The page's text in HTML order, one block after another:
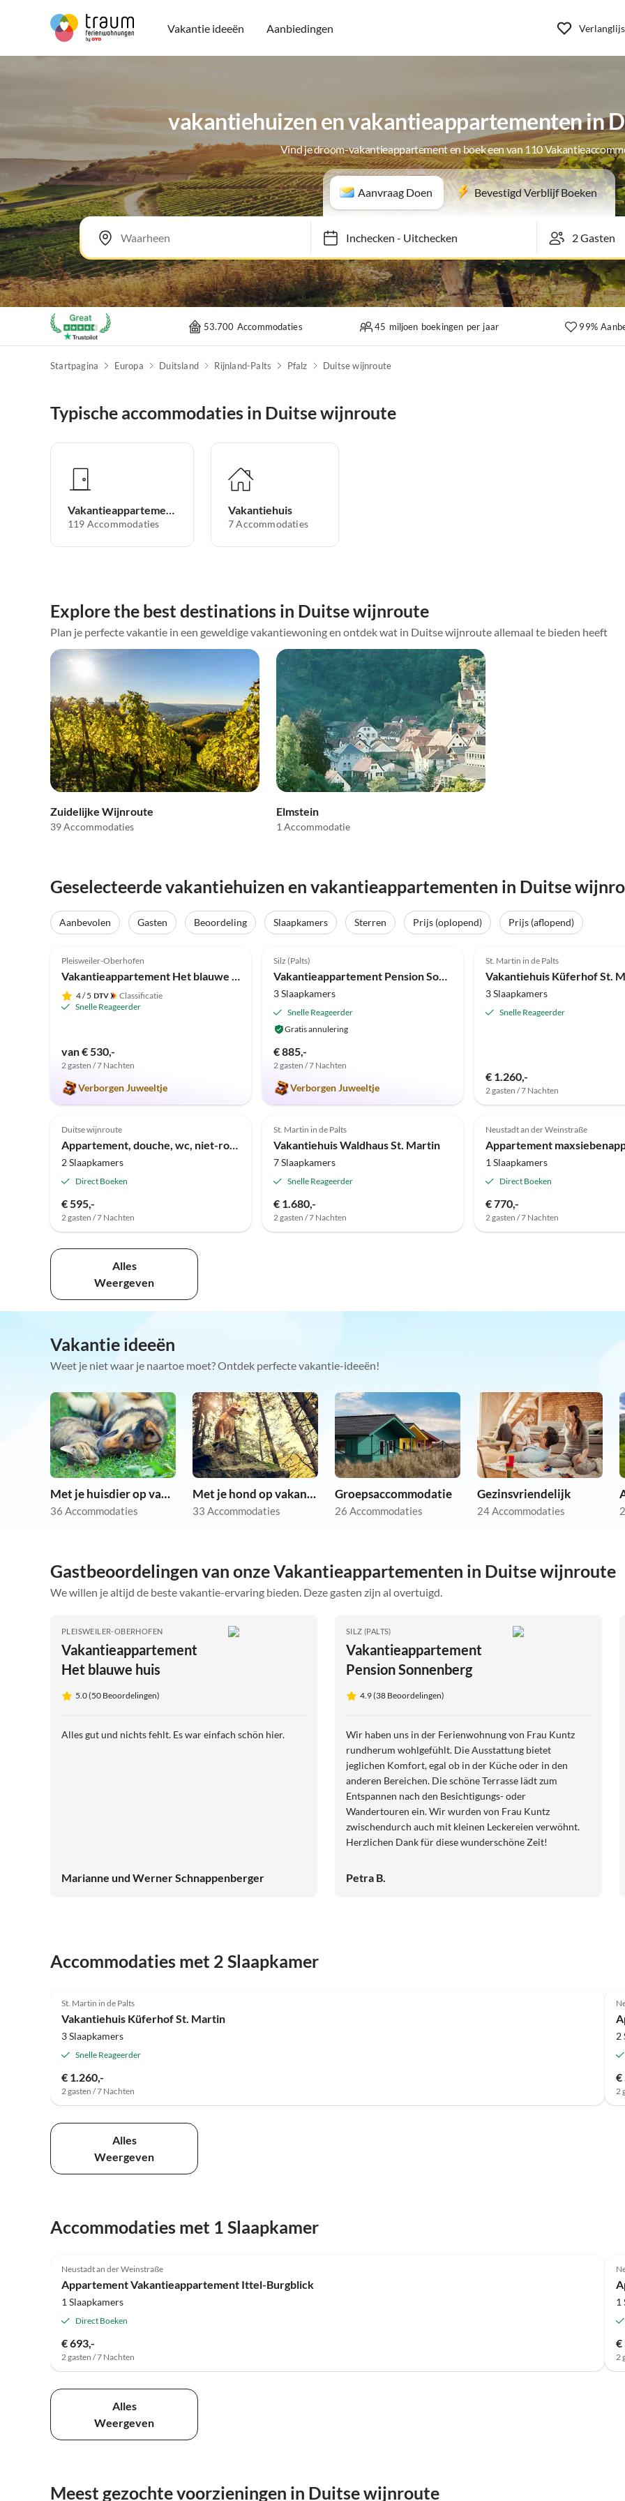
Vakantie ideeën Aanbiedingen
vakantiehuizen en vakantieappartementen in
Vind je droom-vakantieappartement en boek een van 110
Aanvraag Doen Bevestigd Verblijf Boeken
Inchecken- Uitchecken
53.700 Accommodaties 45 miljoen boekingen per jaar 99%
Startpagina Europa Duitsland Rijnland-Palts Pfalz Duitse wijnroute
Typische accommodaties in Duitse wijnroute
Vakantieappartement
119 Accommodaties
Vakantiehuis
7 Accommodaties
Explore the best destinations in Duitse wijnroute
Plan je perfecte vakantie in een geweldige vakantiewoning en ontdek wat in Duitse wijnroute allemaal te bieden heeft
Zuidelijke Wijnroute
39 Accommodaties
Elmstein
1 Accommodatie
Geselecteerde vakantiehuizen en vakantieappartementen in Duitse
Aanbevolen Gasten Beoordeling Slaapkamers Sterren Prijs (oplopend) Prijs (aflopend)
Top-
Advertentie
Pleisweiler-Oberhofen
Vakantieappartement Het blauwe huis
4/ 5
Classificatie
Snelle Reageerder
van € 530,-
2 gasten / 7 Nachten
Verborgen Juweeltje
Top-
Advertentie
Silz (Palts)
Vakantieappartement Pension Sonnenberg
3 Slaapkamers
Snelle Reageerder
Gratis annulering
€ 885,-
2 gasten / 7 Nachten
Verborgen Juweeltje
St. Martin in de Palts
Vakantiehuis Küferhof St.
3 Slaapkamers
Snelle Reageerder
€ 1.260,-
2 gasten / 7 Nachten
Duitse wijnroute
Appartement, douche, wc, niet-rokers
2 Slaapkamers
Direct Boeken
€ 595,-
2 gasten / 7 Nachten
Advertentie
St. Martin in de Palts
Vakantiehuis Waldhaus St. Martin
7 Slaapkamers
Snelle Reageerder
€ 1.680,-
2 gasten / 7 Nachten
Neustadt an der Weinstraße
1 Slaapkamers
Direct Boeken
€ 770,-
2 gasten / 7 Nachten
Alles
Weergeven
Vakantie ideeën
Weet je niet waar je naartoe moet? Ontdek perfecte vakantie-ideeën!
Met je huisdier op vakantie
36 Accommodaties
Met je hond op vakantie
33 Accommodaties
Groepsaccommodatie
26 Accommodaties
Gezinsvriendelijk
24 Accommodaties
Gastbeoordelingen van onze Vakantieappartementen in Duitse wijnroute
We willen je altijd de beste vakantie-ervaring bieden. Deze gasten zijn al overtuigd.
PLEISWEILER-OBERHOFEN
Vakantieappartement
Het blauwe huis
5.0 (50 Beoordelingen)
Alles gut und nichts fehlt. Es war einfach schön hier.
Marianne und Werner Schnappenberger
SILZ (PALTS)
Vakantieappartement
Pension Sonnenberg
4.9 (38 Beoordelingen)
Wir haben uns in der Ferienwohnung von Frau Kuntz
rundherum wohlgefühlt. Die Ausstattung bietet
jeglichen Komfort, egal ob in der Küche oder in den
anderen Bereichen. Die schöne Terrasse lädt zum
Entspannen nach den Besichtigungs- oder
Wandertouren ein. Wir wurden von Frau Kuntz
zwischendurch auch mit kleinen Leckereien verwöhnt.
Herzlichen Dank für diese wunderschöne Zeit!
Petra B.
Accommodaties met 2 Slaapkamer
St. Martin in de Palts
Vakantiehuis Küferhof St. Martin
3 Slaapkamers
Snelle Reageerder
€ 1.260,-
2 gasten / 7 Nachten
2
€
2
Alles
Weergeven
Accommodaties met 1 Slaapkamer
Neustadt an der Weinstraße
Appartement Vakantieappartement Ittel-Burgblick
1 Slaapkamers
Direct Boeken
€ 693,-
2 gasten / 7 Nachten
1
€
2
Alles
Weergeven
Meest gezochte voorzieningen in Duitse wijnroute